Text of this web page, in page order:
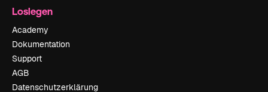
Loslegen
Academy
Dokumentation
Support
AGB
Datenschutzerklärung